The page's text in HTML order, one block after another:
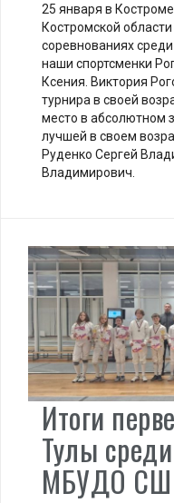
25 января в
Костромской
соревнованиях
наши спортсменки
Ксения. Виктория
турнира в своей
место в абсолютном
лучшей в своем
Руденко Сергей
Владимирович.
Итоги
Тулы
МБУДО СШ